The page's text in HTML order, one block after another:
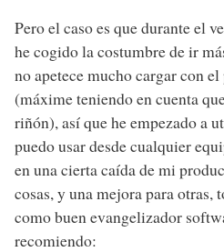
Pero el caso es que durante el
he cogido la costumbre de ir
no apetece mucho cargar con
(máxime teniendo en cuenta
riñón), así que he empezado a
puedo usar desde cualquier
en una cierta caída de mi
cosas, y una mejora para otras,
como buen evangelizador
recomiendo: